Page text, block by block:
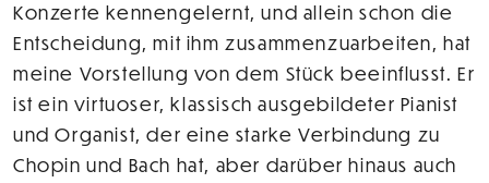
Konzerte kennengelernt, und allein schon die
Entscheidung, mit ihm zusammenzuarbeiten, hat
meine Vorstellung von dem Stück beeinflusst. Er
ist ein virtuoser, klassisch ausgebildeter Pianist
und Organist, der eine starke Verbindung zu
Chopin und Bach hat, aber darüber hinaus auch